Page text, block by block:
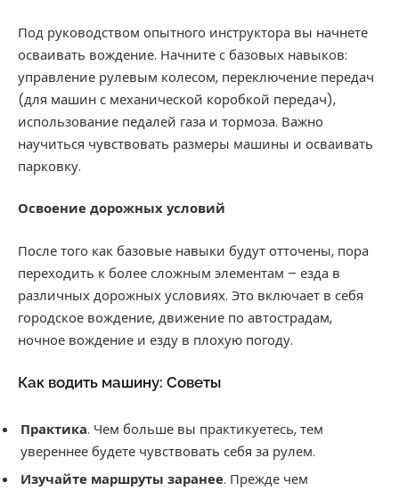
Под руководством опытного инструктора вы начнете
осваивать вождение. Начните с базовых навыков:
управление рулевым колесом, переключение передач
(для машин с механической коробкой передач),
использование педалей газа и тормоза. Важно
научиться чувствовать размеры машины и осваивать
парковку.
Освоение дорожных условий
После того как базовые навыки будут отточены, пора
переходить к более сложным элементам – езда в
различных дорожных условиях. Это включает в себя
городское вождение, движение по автострадам,
ночное вождение и езду в плохую погоду.
Как водить машину: Советы
Практика. Чем больше вы практикуетесь, тем
увереннее будете чувствовать себя за рулем.
Изучайте маршруты заранее. Прежде чем